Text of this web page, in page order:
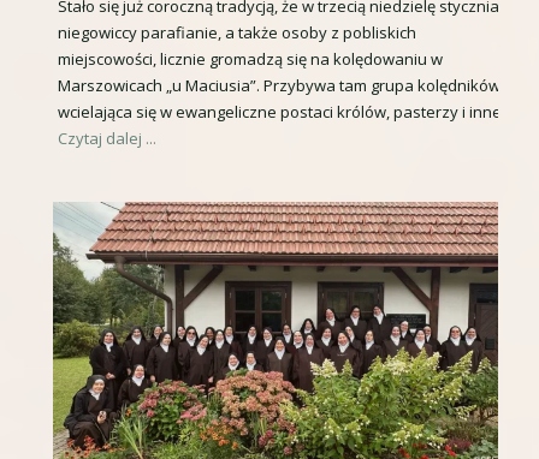
o
w
y
k
n
i
e
t
r
o
n
a
t
w
i
e
r
a
s
Stało się już coroczną tradycją, że w trzecią niedzielę stycznia
niegowiccy parafianie, a także osoby z pobliskich
miejscowości, licznie gromadzą się na kolędowaniu w
Marszowicach „u Maciusia”. Przybywa tam grupa kolędników
wcielająca się w ewangeliczne postaci królów, pasterzy i inne,
Czytaj dalej ...